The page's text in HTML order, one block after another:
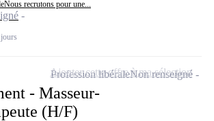
recrutons pour une...
- Masseur-
(H/F)
Profession libéraleNon renseigné
Ajouter cette offre à ma sélection